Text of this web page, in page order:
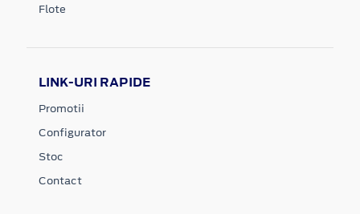
Flote
LINK-URI RAPIDE
Promotii
Configurator
Stoc
Contact